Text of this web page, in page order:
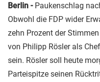
Berlin - Paukenschlag
Obwohl die FDP wider
zehn Prozent der
von Philipp Rösler als
sein. Rösler soll heute
Parteispitze seinen